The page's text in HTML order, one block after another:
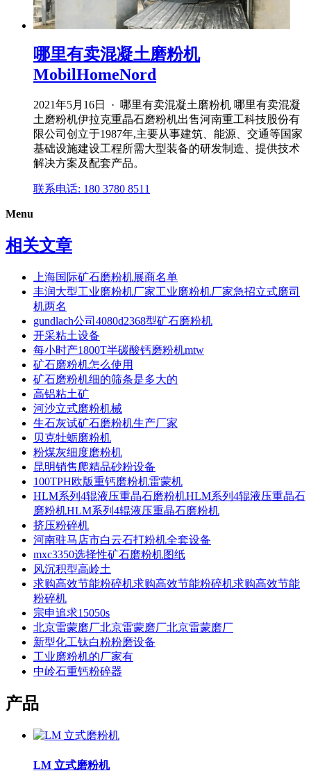
哪里有卖混凝土磨粉机
MobilHomeNord
2021年5月16日 · 哪里有卖混凝土磨粉机 哪里有卖混凝
土磨粉机伊拉克重晶石磨粉机出售河南重工科技股份有
限公司创立于1987年,主要从事建筑、能源、交通等国家
基础设施建设工程所需大型装备的研发制造、提供技术
解决方案及配套产品。
联系电话: 180 3780 8511
Menu
相关文章
上海国际矿石磨粉机展商名单
丰润大型工业磨粉机厂家工业磨粉机厂家急招立式磨司
机两名
gundlach公司4080d2368型矿石磨粉机
开采粘土设备
每小时产1800T半碳酸钙磨粉机mtw
矿石磨粉机怎么使用
矿石磨粉机细的筛条是多大的
高铝粘土矿
河沙立式磨粉机械
生石灰试矿石磨粉机生产厂家
贝克牡蛎磨粉机
粉煤灰细度磨粉机
昆明销售爬精品砂粉设备
100TPH欧版重钙磨粉机雷蒙机
HLM系列4辊液压重晶石磨粉机HLM系列4辊液压重晶石
磨粉机HLM系列4辊液压重晶石磨粉机
挤压粉碎机
河南驻马店市白云石打粉机全套设备
mxc3350选择性矿石磨粉机图纸
风沉积型高岭土
求购高效节能粉碎机求购高效节能粉碎机求购高效节能
粉碎机
宗申追求15050s
北京雷蒙磨厂北京雷蒙磨厂北京雷蒙磨厂
新型化工钛白粉粉磨设备
工业磨粉机的厂家有
中岭石重钙粉碎器
产品
LM 立式磨粉机